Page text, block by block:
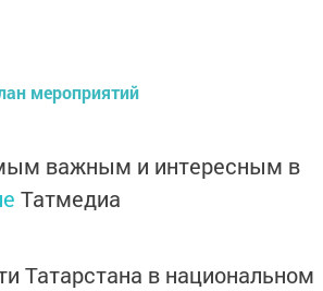
мероприятий
важным и интересным в
Татмедиа
Татарстана в национальном